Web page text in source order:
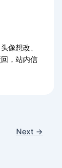
像想改、
，站内信
Next →